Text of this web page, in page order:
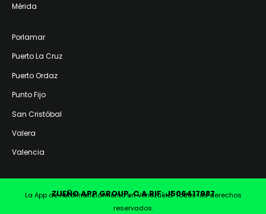
Mérida
Porlamar
Puerto La Cruz
Puerto Ordaz
Punto Fijo
San Cristóbal
Valera
Valencia
ZUEÑO APP GROUP, C.A RIF: J506417987
La App de Autofinanciamiento en Venezuela. Todos los derechos
reservados.